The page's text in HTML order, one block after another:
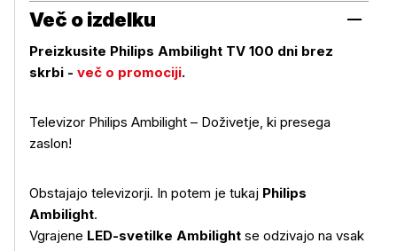
Več o izdelku
Preizkusite Philips Ambilight TV 100 dni brez
skrbi - več o promociji.
Televizor Philips Ambilight – Doživetje, ki presega
zaslon!
Obstajajo televizorji. In potem je tukaj Philips
Ambilight.
Vgrajene LED-svetilke Ambilight se odzivajo na vsak